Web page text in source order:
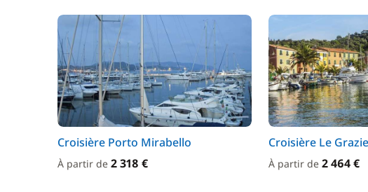
Croisière Porto Mirabello
À partir de 2 318 €
Croisière Le Grazie
À partir de 2 464 €